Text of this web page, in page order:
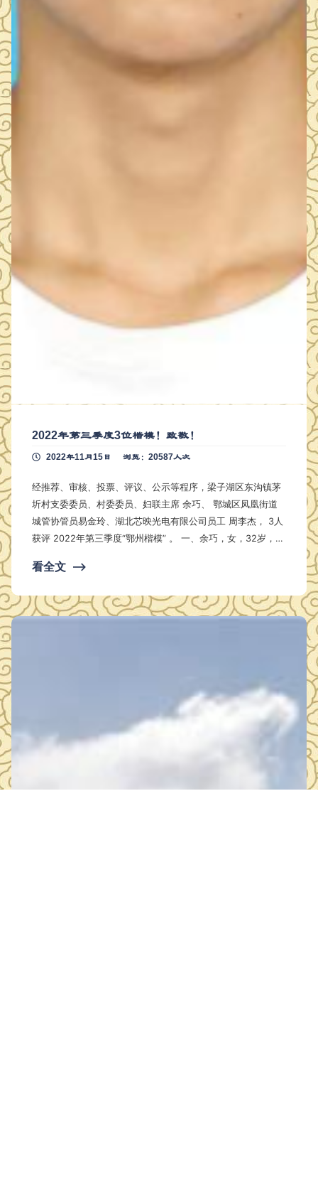
2022年第三季度3位楷模！致敬！
2022年11月15日 浏览：20587人次
经推荐、审核、投票、评议、公示等程序，梁子湖区东沟镇茅
圻村支委委员、村委委员、妇联主席 余巧、 鄂城区凤凰街道
城管协管员易金玲、湖北芯映光电有限公司员工 周李杰， 3人
获评 2022年第三季度“鄂州楷模” 。 一、余巧，女，32岁，中
热心、细心、耐心将一件件平凡的小事做好。她跑遍茅圻村55
村家家户户。 她 为全村 203名60岁以上的老人和33名留守儿
看全文 ⟶